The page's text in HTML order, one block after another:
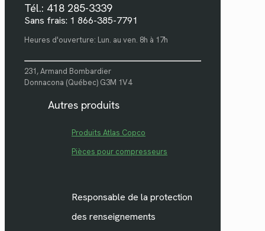
Tél.: 418 285-3339
Sans frais: 1 866-385-7791
Heures d'ouverture: Lun. au ven. 8h à 17h
231, Armand Bombardier
Donnacona (Québec) G3M 1V4
Autres produits
Produits Atlas Copco
Pièces pour compresseurs
Responsable de la protection
des renseignements